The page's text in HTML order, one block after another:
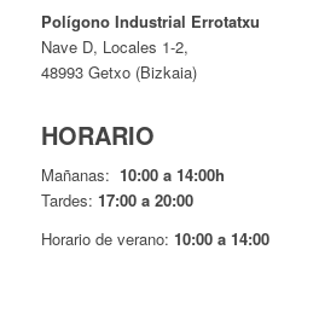
Polígono Industrial Errotatxu
Nave D, Locales 1-2,
48993 Getxo (Bizkaia)
HORARIO
Mañanas: 10:00 a 14:00h
Tardes: 17:00 a 20:00
Horario de verano: 10:00 a 14:00